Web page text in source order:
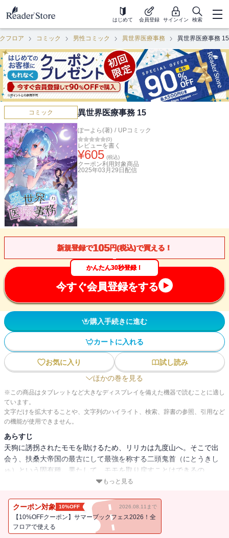
はじめて 会員登録 サインイン 検索
フロア コミック 男性コミック 異世界医療事務 異世界医療事務 15
コミック 異世界医療事務 15
ぽーよら(著) / UPコミック
(0)
レビューを書く
¥605 (税込)
クーポン利用対象商品
2025年03月29日 配信
新規登録で105円(税込)で買える！
かんたん30秒登録！
今すぐ会員登録をする
購入手続きに進む
カートに入れる
お気に入り
試し読み
ほかの巻を見る
※この商品はタブレットなど大きなディスプレイを備えた機器で読むことに適し
ています。
文字だけを拡大することや、文字列のハイライト、検索、辞書の参照、引用など
の機能が使用できません。
あらすじ
天狗に誘拐されたモモを助けるため、リリカは九度山へ。そこで出
会う、扶桑大帝国の最古にして最強を称する二頭鬼首（にとうきし
ゅ）という固有種。果たして、モモを取り戻すことはできるの
か！？異世界×医療事務という異色の設定で読者を魅了するファンタ
もっと見る
クーポン対象 10%OFF 2026.08.11まで
【10%OFFクーポン】サマーブックフェス2026！全
フロアで使える